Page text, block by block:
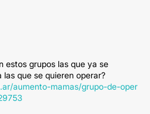
estos grupos las que ya se
que se quieren operar?
aumento-mamas/grupo-de-oper